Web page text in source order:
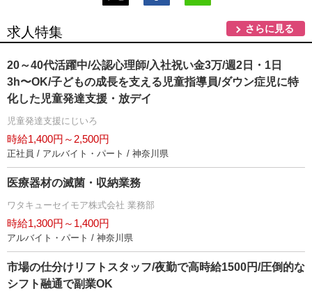
求人特集 さらに見る
20～40代活躍中/公認心理師/入社祝い金3万/週2日・1日
3h〜OK/子どもの成長を支える児童指導員/ダウン症児に特
化した児童発達支援・放デイ
児童発達支援にじいろ
時給1,400円～2,500円
正社員 / アルバイト・パート / 神奈川県
医療器材の滅菌・収納業務
ワタキューセイモア株式会社 業務部
時給1,300円～1,400円
アルバイト・パート / 神奈川県
市場の仕分けリフトスタッフ/夜勤で高時給1500円/圧倒的な
シフト融通で副業OK